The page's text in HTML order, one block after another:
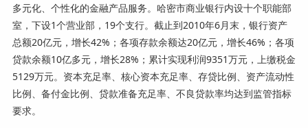
多元化、个性化的金融产品服务。哈密市商业银行内设十个职能部
室，下设1个营业部，19个支行。截止到2010年6月末，银行资产
总额20亿元，增长42%；各项存款余额达20亿元，增长46%；各项
贷款余额10亿多元，增长28%；累计实现利润9351万元，上缴税金
5129万元。资本充足率、核心资本充足率、存贷比例、资产流动性
比例、备付金比例、贷款准备充足率、不良贷款率均达到监管指标
要求。